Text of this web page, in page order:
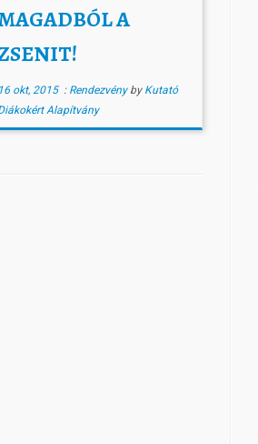
A
16 okt, 2015: Rendezvény by Kutató
Alapítvány